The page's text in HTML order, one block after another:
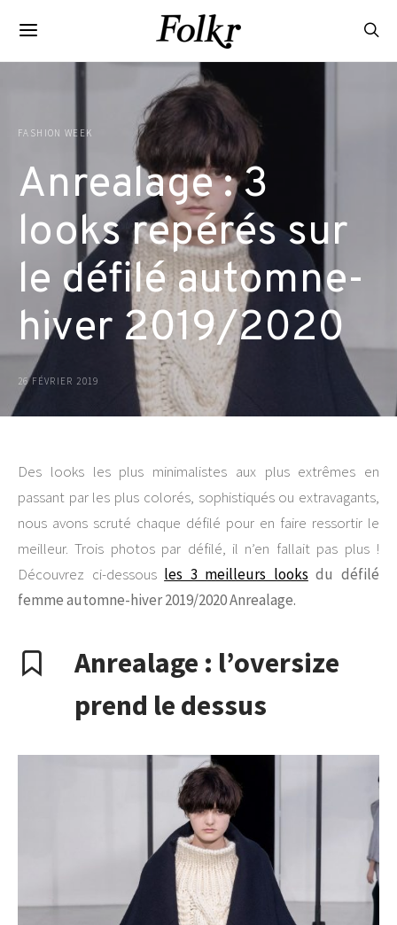
FASHION WEEK
Anrealage : 3
looks repérés sur
le défilé automne-
hiver 2019/2020
26 FÉVRIER 2019
Des looks les plus minimalistes aux plus extrêmes en
passant par les plus colorés, sophistiqués ou extravagants,
nous avons scruté chaque défilé pour en faire ressortir le
meilleur. Trois photos par défilé, il n’en fallait pas plus !
Découvrez ci-dessous les 3 meilleurs looks du défilé
femme automne-hiver 2019/2020 Anrealage.
Anrealage : l’oversize
prend le dessus